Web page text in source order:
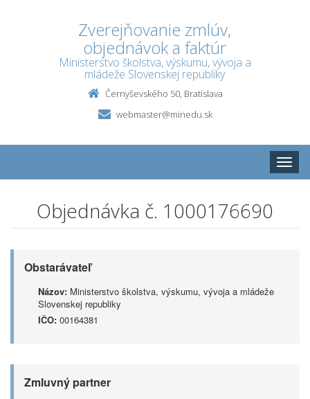
Zverejňovanie zmlúv,
objednávok a faktúr
Ministerstvo školstva, výskumu, vývoja a
mládeže Slovenskej republiky
Černyševského 50, Bratislava
webmaster@minedu.sk
Toggle
Objednávka č. 1000176690
Obstarávateľ
Názov: Ministerstvo školstva, výskumu, vývoja a mládeže
Slovenskej republiky
IČO: 00164381
Zmluvný partner